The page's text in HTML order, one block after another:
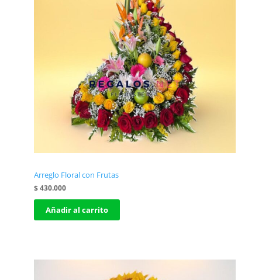
Arreglo Floral con Frutas
$430.000
Añadir al carrito